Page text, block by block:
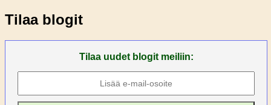
Tilaa blogit
Tilaa uudet blogit meiliin: